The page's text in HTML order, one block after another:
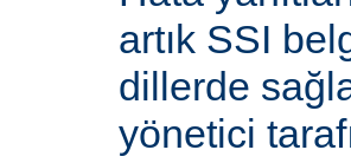
artık SSI
dillerde
yönetici